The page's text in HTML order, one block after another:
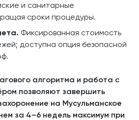
и санитарные
сроки процедуры.
Фиксированная стоимость
доступна опция безопасной
алгоритма и работа с
позволяют завершить
на Мусульманское
за 4–6 недель максимум при